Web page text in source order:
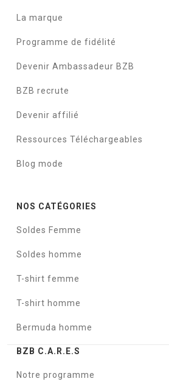
La marque
Programme de fidélité
Devenir Ambassadeur BZB
BZB recrute
Devenir affilié
Ressources Téléchargeables
Blog mode
NOS CATÉGORIES
Soldes Femme
Soldes homme
T-shirt femme
T-shirt homme
Bermuda homme
BZB C.A.R.E.S
Notre programme